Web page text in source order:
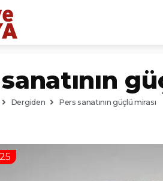
Dergiden Pers sanatının güçlü mirası